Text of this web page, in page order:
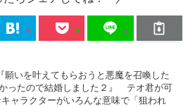
願いを叶えてもらおうと悪魔を召喚した
ったので結婚しました２』 テオ君が可
ャラクターがいろんな意味で「狙われ